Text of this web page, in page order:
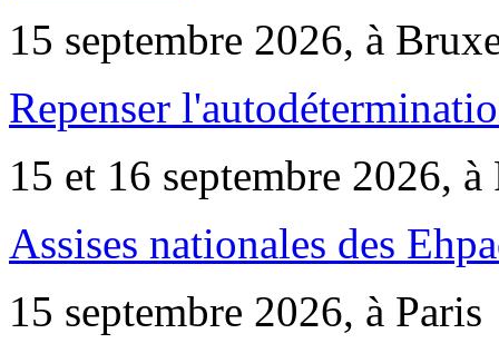
15 septembre 2026, à
Repenser
15 et 16 septembre 2026, à
Assises nationales des
15 septembre 2026, à Paris